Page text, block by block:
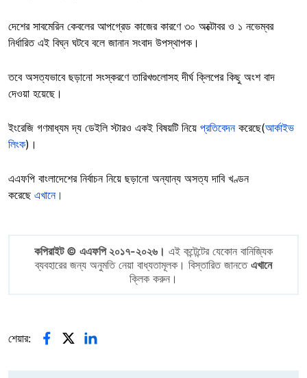
দেশের সাবমেরিন কেবলের আপগ্রেড কাজের কারণে ৩০ অক্টোবর ও ১ নভেম্বর
নির্ধারিত এই বিঘ্ন ঘটবে বলে জানান সংবাদ উপস্থাপক।
তবে অসত্যভাবে ছড়ানো সংস্করণে তারিখগুলোসহ দীর্ঘ ক্লিপের কিছু অংশ বাদ
দেওয়া হয়েছে।
ইংরেজি গণমাধ্যম দ্য ডেইলি স্টারও একই বিষয়টি নিয়ে প্রতিবেদনকরেছে(আর্কাইভ
লিংক)।
এএফপি বাংলাদেশের নির্বাচন নিয়ে ছড়ানো অন্যান্য অসত্য দাবি খণ্ডন
করেছে এখানে।
কপিরাইট © এএফপি ২০১৭-২০২৬। এই কন্টেন্টের যেকোন বানিজ্যিক
ব্যবহারের জন্য অনুমতি নেয়া বাধ্যতামূলক। বিস্তারিত জানতে এখানে
ক্লিক করুন।
শেয়ার: